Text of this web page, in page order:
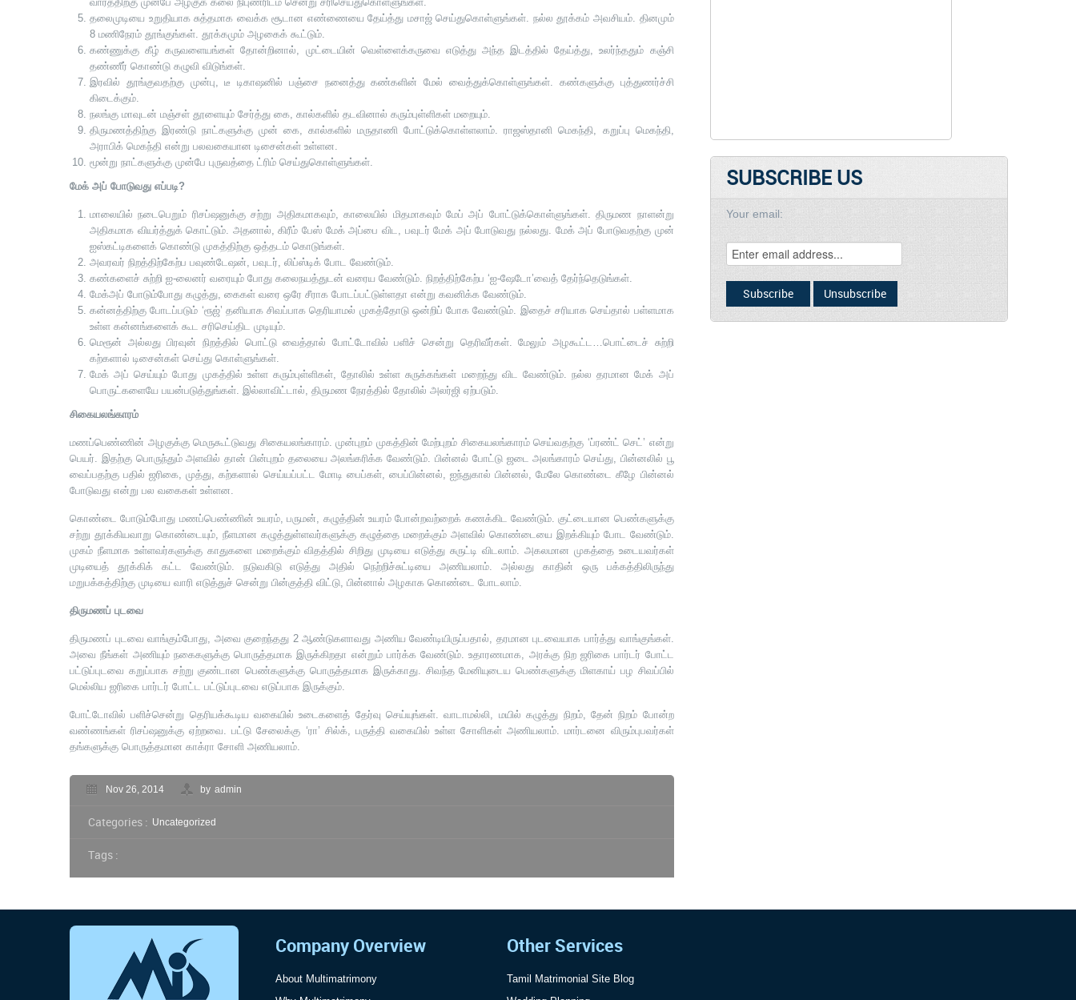
தலைமுடியை உறுதியாக சுத்தமாக வைக்க சூடான எண்ணையை தேய்த்து மசாஜ் செய்துகொள்ளுங்கள். நல்ல தூக்கம் அவசியம். தினமும்
8 மணிநேரம் தூங்குங்கள். தூக்கமும் அழகைக் கூட்டும்.
கண்ணுக்கு கீழ் கருவளையங்கள் தோன்றினால், முட்டையின் வெள்ளைக்கருவை எடுத்து அந்த இடத்தில் தேய்த்து, உலர்ந்ததும் கஞ்சி
தண்ணீ­ர் கொண்டு கழுவி விடுங்கள்.
இரவில் தூங்குவதற்கு முன்பு, டீ டிகாஷனில் பஞ்சை நனைத்து கண்களின் மேல் வைத்துக்கொள்ளுங்கள். கண்களுக்கு புத்துணர்ச்சி
கிடைக்கும்.
நலங்கு மாவுடன் மஞ்சள் தூளையும் சேர்த்து கை, கால்களில் தடவினால் கரும்புள்ளிகள் மறையும்.
திருமணத்திற்கு இரண்டு நாட்களுக்கு முன் கை, கால்களில் மருதாணி போட்டுக்கொள்ளலாம். ராஜஸ்தானி மெகந்தி, கறுப்பு மெகந்தி,
அராபிக் மெகந்தி என்று பலவகையான டிசைன்கள் உள்ளன.
மூன்று நாட்களுக்கு முன்பே புருவத்தை ட்ரிம் செய்துகொள்ளுங்கள்.
மேக் அப் போடுவது எப்படி?
மாலையில் நடைபெறும் ரிசப்ஷனுக்கு சற்று அதிகமாகவும், காலையில் மிதமாகவும் மேப் அப் போட்டுக்கொள்ளுங்கள். திருமண நாளன்று
அதிகமாக வியர்த்துக் கொட்டும். அதனால், கிரீம் பேஸ் மேக் அப்பை விட, பவுடர் மேக் அப் போடுவது நல்லது. மேக் அப் போடுவதற்கு முன்
ஐஸ்கட்டிகளைக் கொண்டு முகத்திற்கு ஒத்தடம் கொடுங்கள்.
அவரவர் நிறத்திற்கேற்ப பவுண்டேஷன், பவுடர், லிப்ஸ்டிக் போட வேண்டும்.
கண்களைச் சுற்றி ஐ-லைனர் வரையும் போது கலைநயத்துடன் வரைய வேண்டும். நிறத்திற்கேற்ப ‘ஐ-ஷேடோ’வைத் தேர்ந்தெடுங்கள்.
மேக்அப் போடும்போது கழுத்து, கைகள் வரை ஒரே சீராக போடப்பட்டுள்ளதா என்று கவனிக்க வேண்டும்.
கன்னத்திற்கு போடப்படும் ‘ரூஜ்’ தனியாக சிவப்பாக தெரியாமல் முகத்தோடு ஒன்றிப் போக வேண்டும். இதைச் சரியாக செய்தால் பள்ளமாக
உள்ள கன்னங்களைக் கூட சரிசெய்திட முடியும்.
மெரூன் அல்லது பிரவுன் நிறத்தில் பொட்டு வைத்தால் போட்டோவில் பளிச் சென்று தெரிவீர்கள். மேலும் அழகூட்ட…பொட்டைச் சுற்றி
கற்களால் டிசைன்கள் செய்து கொள்ளுங்கள்.
மேக் அப் செய்யும் போது முகத்தில் உள்ள கரும்புள்ளிகள், தோலில் உள்ள சுருக்கங்கள் மறைந்து விட வேண்டும். நல்ல தரமான மேக் அப்
பொருட்களையே பயன்படுத்துங்கள். இல்லாவிட்டால், திருமண நேரத்தில் தோலில் அலர்ஜி ஏற்படும்.
சிகையலங்காரம்
மணப்பெண்ணின் அழகுக்கு மெருகூட்டுவது சிகையலங்காரம். முன்புறம் முகத்தின் மேற்புறம் சிகையலங்காரம் செய்வதற்கு ‘ப்ரண்ட் செட்’ என்று
பெயர். இதற்கு பொருந்தும் அளவில் தான் பின்புறம் தலையை அலங்கரிக்க வேண்டும். பின்னல் போட்டு ஜடை அலங்காரம் செய்து, பின்னலில் பூ
வைப்பதற்கு பதில் ஜரிகை, முத்து, கற்களால் செய்யப்பட்ட மோடி பைப்கள், பைப்பின்னல், ஐந்துகால் பின்னல், மேலே கொண்டை கீழே பின்னல்
போடுவது என்று பல வகைகள் உள்ளன.
கொண்டை போடும்போது மணப்பெண்ணின் உயரம், பருமன், கழுத்தின் உயரம் போன்றவற்றைக் கணக்கிட வேண்டும். குட்டையான பெண்களுக்கு
சற்று தூக்கியவாறு கொண்டையும், நீளமான கழுத்துள்ளவர்களுக்கு கழுத்தை மறைக்கும் அளவில் கொண்டையை இறக்கியும் போட வேண்டும்.
முகம் நீளமாக உள்ளவர்களுக்கு காதுகளை மறைக்கும் விதத்தில் சிறிது முடியை எடுத்து சுருட்டி விடலாம். அகலமான முகத்தை உடையவர்கள்
முடியைத் தூக்கிக் கட்ட வேண்டும். நடுவகிடு எடுத்து அதில் நெற்றிச்சுட்டியை அணியலாம். அல்லது காதின் ஒரு பக்கத்திலிருந்து
மறுபக்கத்திற்கு முடியை வாரி எடுத்துச் சென்று பின்குத்தி விட்டு, பின்னால் அழகாக கொண்டை போடலாம்.
திருமணப் புடவை
திருமணப் புடவை வாங்கும்போது, அவை குறைந்தது 2 ஆண்டுகளாவது அணிய வேண்டியிருப்பதால், தரமான புடவையாக பார்த்து வாங்குங்கள்.
அவை நீங்கள் அணியும் நகைகளுக்கு பொருத்தமாக இருக்கிறதா என்றும் பார்க்க வேண்டும். உதாரணமாக, அரக்கு நிற ஜரிகை பார்டர் போட்ட
பட்டுப்புடவை கறுப்பாக சற்று குண்டான பெண்களுக்கு பொருத்தமாக இருக்காது. சிவந்த மேனியுடைய பெண்களுக்கு மிளகாய் பழ சிவப்பில்
மெல்லிய ஜரிகை பார்டர் போட்ட பட்டுப்புடவை எடுப்பாக இருக்கும்.
போட்டோவில் பளிச்சென்று தெரியக்கூடிய வகையில் உடைகளைத் தேர்வு செய்யுங்கள். வாடாமல்லி, மயில் கழுத்து நிறம், தேன் நிறம் போன்ற
வண்ணங்கள் ரிசப்ஷனுக்கு ஏற்றவை. பட்டு சேலைக்கு ‘ரா’ சில்க், பருத்தி வகையில் உள்ள சோளிகள் அணியலாம். மார்டனை விரும்புபவர்கள்
தங்களுக்கு பொருத்தமான காக்ரா சோளி அணியலாம்.
Nov 26, 2014 by admin
Categories : Uncategorized
Tags :
SUBSCRIBE US
Your email:
Company Overview
About Multimatrimony
Other Services
Tamil Matrimonial Site Blog